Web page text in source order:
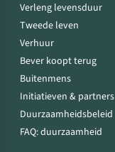
Verleng levensduur
Tweede leven
Verhuur
Bever koopt terug
Buitenmens
Initiatieven & partners
Duurzaamheidsbeleid
FAQ: duurzaamheid